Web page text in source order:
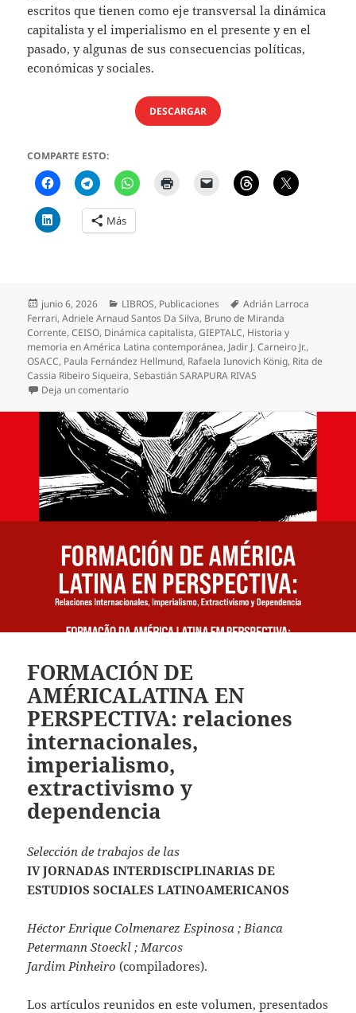
escritos que tienen como eje transversal la dinámica
capitalista y el imperialismo en el presente y en el
pasado, y algunas de sus consecuencias políticas,
económicas y sociales.
DESCARGAR
COMPARTE ESTO:
Más
Publicado
el
junio 6, 2026 Categorías
LIBROS, Publicaciones Etiquetas
Adrián Larroca
Ferrari,Adriele Arnaud Santos Da Silva, Bruno de Miranda
Corrente,CEISO, Dinámica capitalista,GIEPTALC, Historia y
memoria en América Latina contemporánea, Jadir J. Carneiro Jr.,
OSACC, Paula Fernández Hellmund, Rafaela Iunovich König, Rita de
Cassia Ribeiro Siqueira,Sebastián SARAPURA RIVAS
Deja un comentarioen DINÁMICA CAPITALISTA INTERNACIONAL,
FORMACIÓN DE
AMÉRICALATINA EN
PERSPECTIVA: relaciones
internacionales,
imperialismo,
extractivismo y
dependencia
Selección de trabajos de las
IV JORNADAS INTERDISCIPLINARIAS DE
ESTUDIOS SOCIALES LATINOAMERICANOS
Héctor Enrique Colmenarez Espinosa ; Bianca
Petermann Stoeckl ; Marcos
Jardim Pinheiro(compiladores).
Los artículos reunidos en este volumen, presentados